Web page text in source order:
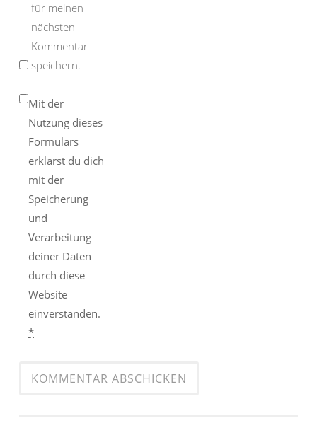
für meinen
nächsten
Kommentar
speichern.
Mit der
Nutzung dieses
Formulars
erklärst du dich
mit der
Speicherung
und
Verarbeitung
deiner Daten
durch diese
Website
einverstanden.
*